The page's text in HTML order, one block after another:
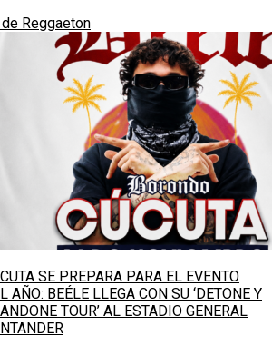
Reggaeton
SE PREPARA PARA EL EVENTO
AÑO: BEÉLE LLEGA CON SU ‘DETONE Y
TOUR’ AL ESTADIO GENERAL